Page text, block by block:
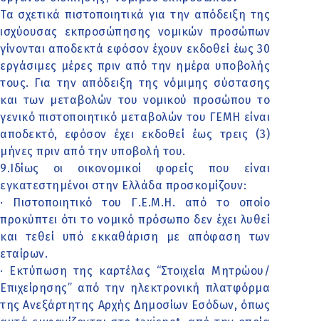
Τα σχετικά πιστοποιητικά για την απόδειξη της
ισχύουσας εκπροσώπησης νομικών προσώπων
γίνονται αποδεκτά εφόσον έχουν εκδοθεί έως 30
εργάσιμες μέρες πριν από την ημέρα υποβολής
τους. Για την απόδειξη της νόμιμης σύστασης
και των μεταβολών του νομικού προσώπου το
γενικό πιστοποιητικό μεταβολών του ΓΕΜΗ είναι
αποδεκτό, εφόσον έχει εκδοθεί έως τρεις (3)
μήνες πριν από την υποβολή του.
9.Ιδίως οι οικονομικοί φορείς που είναι
εγκατεστημένοι στην Ελλάδα προσκομίζουν:
· Πιστοποιητικό του Γ.Ε.Μ.Η. από το οποίο
προκύπτει ότι το νομικό πρόσωπο δεν έχει λυθεί
και τεθεί υπό εκκαθάριση με απόφαση των
εταίρων.
· Εκτύπωση της καρτέλας “Στοιχεία Μητρώου/
Επιχείρησης” από την ηλεκτρονική πλατφόρμα
της Ανεξάρτητης Αρχής Δημοσίων Εσόδων, όπως